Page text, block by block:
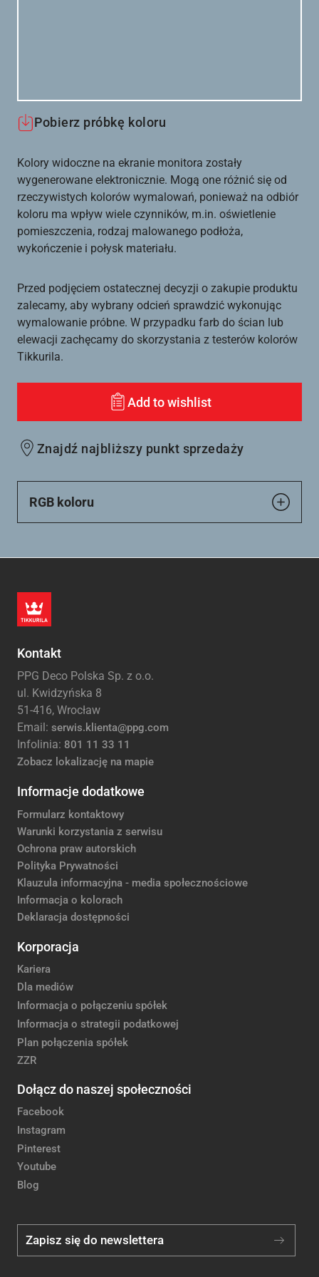
Pobierz próbkę koloru
Kolory widoczne na ekranie monitora zostały
wygenerowane elektronicznie. Mogą one różnić się od
rzeczywistych kolorów wymalowań, ponieważ na odbiór
koloru ma wpływ wiele czynników, m.in. oświetlenie
pomieszczenia, rodzaj malowanego podłoża,
wykończenie i połysk materiału.
Przed podjęciem ostatecznej decyzji o zakupie produktu
zalecamy, aby wybrany odcień sprawdzić wykonując
wymalowanie próbne. W przypadku farb do ścian lub
elewacji zachęcamy do skorzystania z testerów kolorów
Tikkurila.
Add to wishlist
Znajdź najbliższy punkt sprzedaży
RGB koloru
Kontakt
PPG Deco Polska Sp. z o.o.
ul. Kwidzyńska 8
51-416, Wrocław
Email: serwis.klienta@ppg.com
Infolinia: 801 11 33 11
Zobacz lokalizację na mapie
Informacje dodatkowe
Formularz kontaktowy
Warunki korzystania z serwisu
Ochrona praw autorskich
Polityka Prywatności
Klauzula informacyjna - media społecznościowe
Informacja o kolorach
Deklaracja dostępności
Korporacja
Kariera
Dla mediów
Informacja o połączeniu spółek
Informacja o strategii podatkowej
Plan połączenia spółek
ZZR
Dołącz do naszej społeczności
Facebook
Instagram
Pinterest
Youtube
Blog
Zapisz się do newslettera